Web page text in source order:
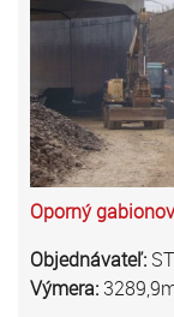
Oporný
Objednávateľ:
Výmera: